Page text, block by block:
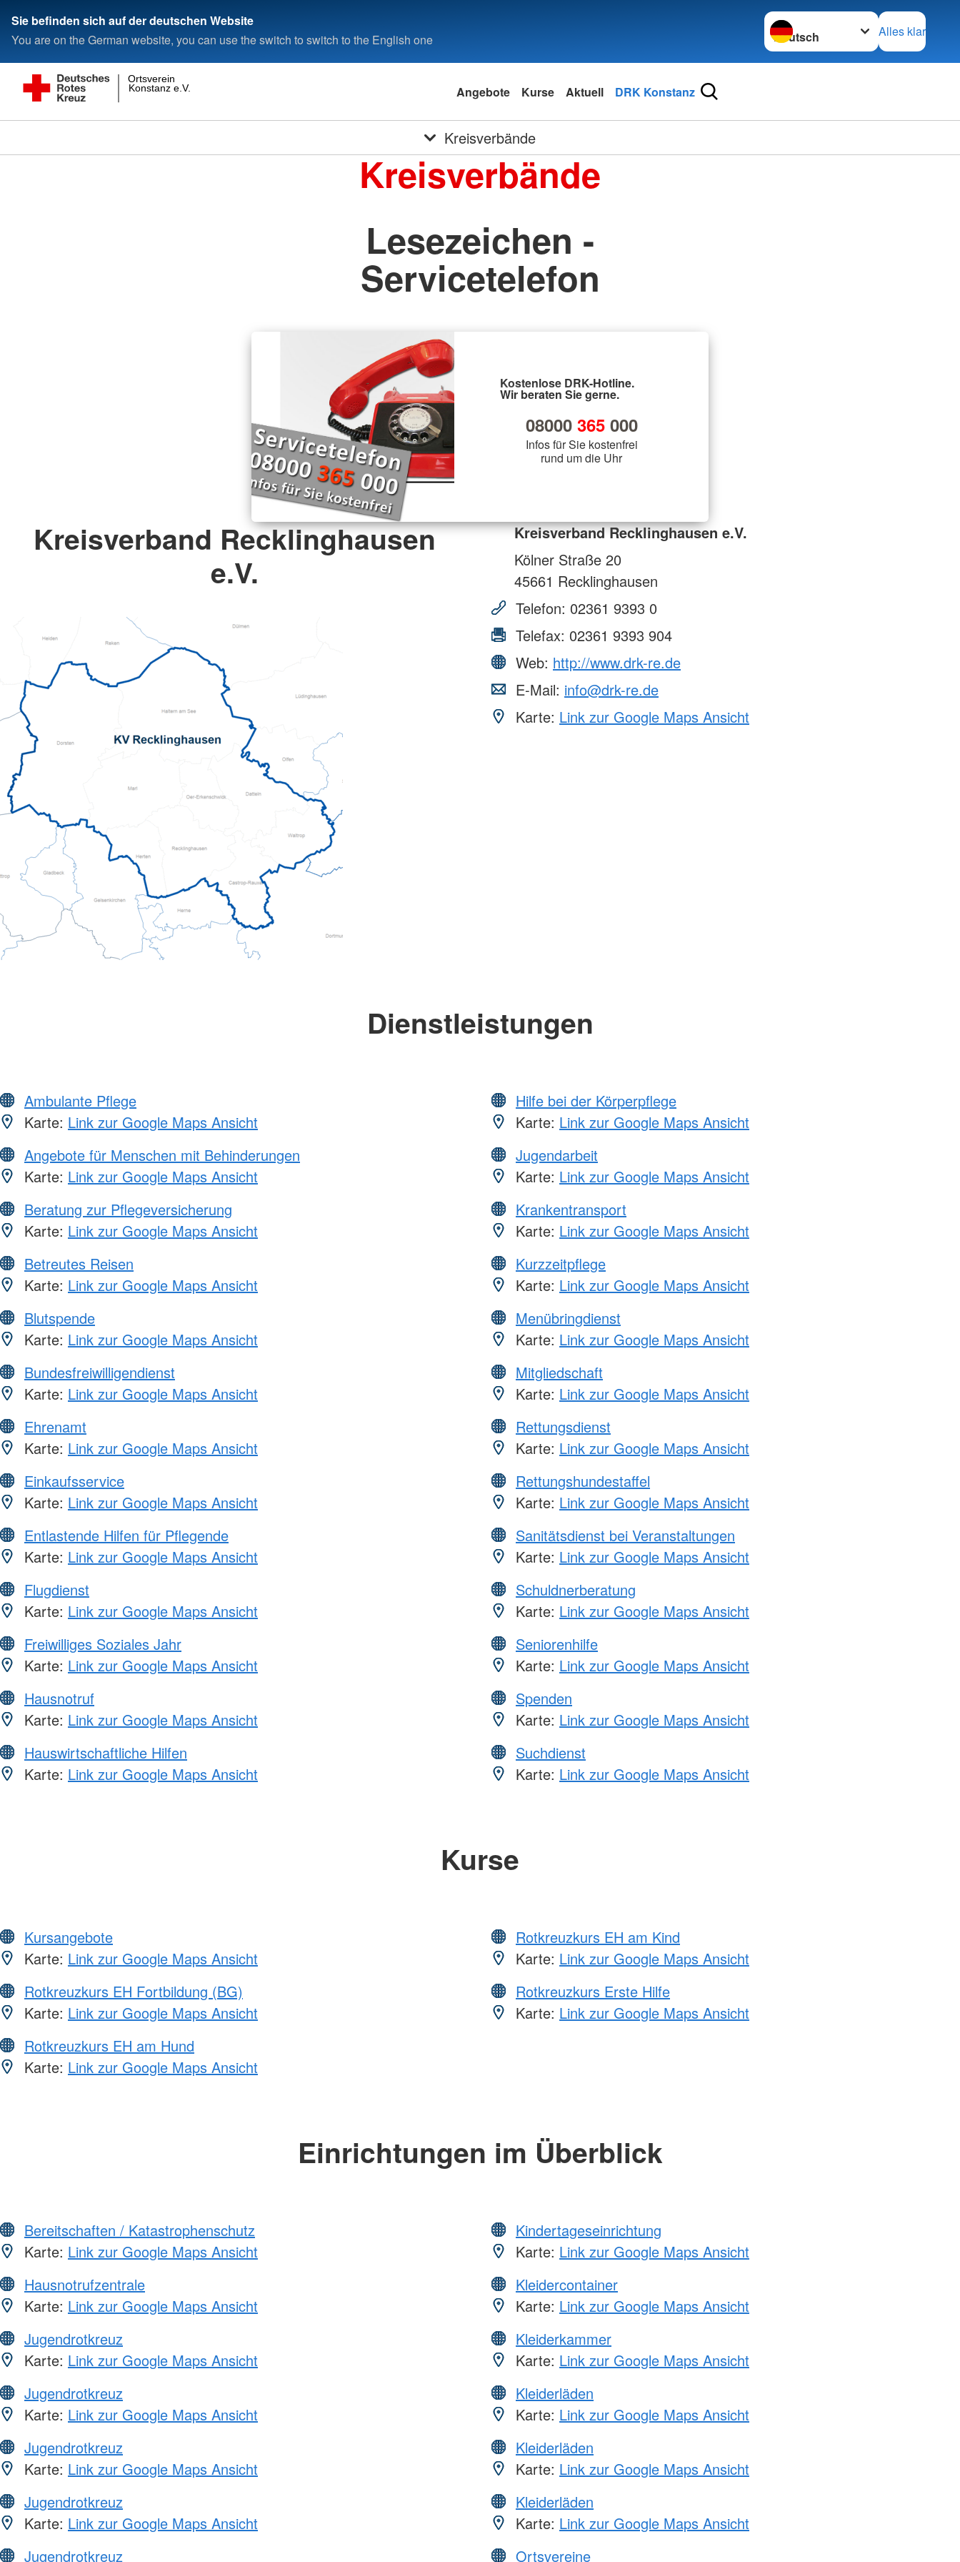
Sie befinden sich auf der deutschen Website
You are on the German website, you can use the switch to switch to the English one
Sprache wechseln zu
Alles klar
Konstanz e.V.
Ortsverein
Angebote Kurse Aktuell DRK Konstanz
Kreisverbände
Kreisverbände
Lesezeichen -
Servicetelefon
Kostenlose DRK-Hotline.
Wir beraten Sie gerne.
08000 365000
Infos für Sie kostenfrei
rund um die Uhr
Kreisverband Recklinghausen
e.V.
Kreisverband Recklinghausen e.V.
Kölner Straße 20
45661 Recklinghausen
Telefon: 02361 9393 0
Telefax: 02361 9393 904
Web: http://www.drk-re.de
E-Mail: info@drk-re.de
Karte: Link zur Google Maps Ansicht
Dienstleistungen
Ambulante Pflege
Karte: Link zur Google Maps Ansicht
Angebote für Menschen mit Behinderungen
Karte: Link zur Google Maps Ansicht
Beratung zur Pflegeversicherung
Karte: Link zur Google Maps Ansicht
Betreutes Reisen
Karte: Link zur Google Maps Ansicht
Blutspende
Karte: Link zur Google Maps Ansicht
Bundesfreiwilligendienst
Karte: Link zur Google Maps Ansicht
Ehrenamt
Karte: Link zur Google Maps Ansicht
Einkaufsservice
Karte: Link zur Google Maps Ansicht
Entlastende Hilfen für Pflegende
Karte: Link zur Google Maps Ansicht
Flugdienst
Karte: Link zur Google Maps Ansicht
Freiwilliges Soziales Jahr
Karte: Link zur Google Maps Ansicht
Hausnotruf
Karte: Link zur Google Maps Ansicht
Hauswirtschaftliche Hilfen
Karte: Link zur Google Maps Ansicht
Hilfe bei der Körperpflege
Karte: Link zur Google Maps Ansicht
Jugendarbeit
Karte: Link zur Google Maps Ansicht
Krankentransport
Karte: Link zur Google Maps Ansicht
Kurzzeitpflege
Karte: Link zur Google Maps Ansicht
Menübringdienst
Karte: Link zur Google Maps Ansicht
Mitgliedschaft
Karte: Link zur Google Maps Ansicht
Rettungsdienst
Karte: Link zur Google Maps Ansicht
Rettungshundestaffel
Karte: Link zur Google Maps Ansicht
Sanitätsdienst bei Veranstaltungen
Karte: Link zur Google Maps Ansicht
Schuldnerberatung
Karte: Link zur Google Maps Ansicht
Seniorenhilfe
Karte: Link zur Google Maps Ansicht
Spenden
Karte: Link zur Google Maps Ansicht
Suchdienst
Karte: Link zur Google Maps Ansicht
Kurse
Kursangebote
Karte: Link zur Google Maps Ansicht
Rotkreuzkurs EH Fortbildung (BG)
Karte: Link zur Google Maps Ansicht
Rotkreuzkurs EH am Hund
Karte: Link zur Google Maps Ansicht
Rotkreuzkurs EH am Kind
Karte: Link zur Google Maps Ansicht
Rotkreuzkurs Erste Hilfe
Karte: Link zur Google Maps Ansicht
Einrichtungen im Überblick
Bereitschaften / Katastrophenschutz
Karte: Link zur Google Maps Ansicht
Hausnotrufzentrale
Karte: Link zur Google Maps Ansicht
Jugendrotkreuz
Karte: Link zur Google Maps Ansicht
Jugendrotkreuz
Karte: Link zur Google Maps Ansicht
Jugendrotkreuz
Karte: Link zur Google Maps Ansicht
Jugendrotkreuz
Karte: Link zur Google Maps Ansicht
Jugendrotkreuz
Kindertageseinrichtung
Karte: Link zur Google Maps Ansicht
Kleidercontainer
Karte: Link zur Google Maps Ansicht
Kleiderkammer
Karte: Link zur Google Maps Ansicht
Kleiderläden
Karte: Link zur Google Maps Ansicht
Kleiderläden
Karte: Link zur Google Maps Ansicht
Kleiderläden
Karte: Link zur Google Maps Ansicht
Ortsvereine